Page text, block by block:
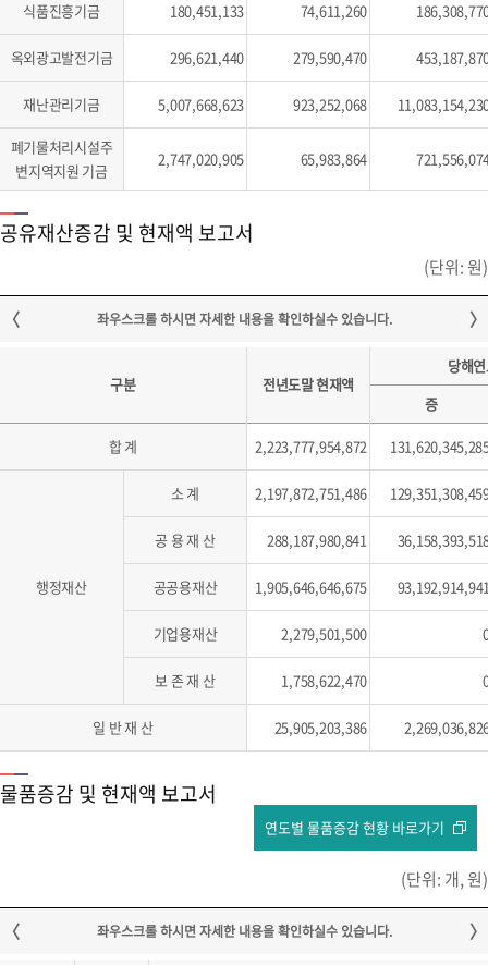
식품진흥기금 180,451,133 74,611,260
옥외광고발전기금 296,621,440 279,590,470
재난관리기금 5,007,668,623 923,252,068
폐기물처리시설주
변지역지원 기금
2,747,020,905 65,983,864
공유재산증감 및 현재액 보고서
(단위: 원)
구분 전년도말 현재액
당해
증
합 계 2,223,777,954,872
행정재산
소 계 2,197,872,751,486
공 용 재 산 288,187,980,841
공공용재산 1,905,646,646,675
기업용재산 2,279,501,500
보 존 재 산 1,758,622,470
일 반 재 산 25,905,203,386
물품증감 및 현재액 보고서
연도별 물품증감 현황 바로가기
(단위: 개, 원)